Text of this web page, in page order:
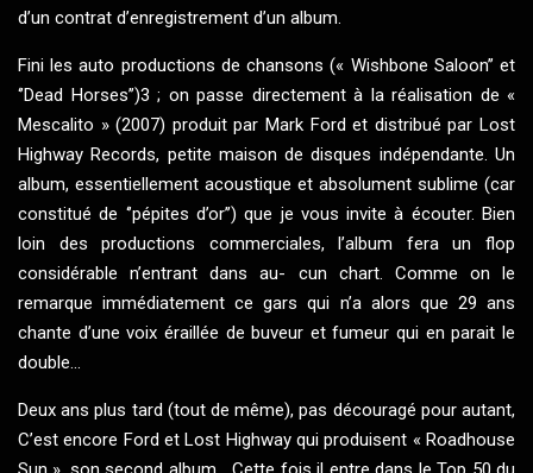
d’un contrat d’enregistrement d’un album.
Fini les auto productions de chansons (« Wishbone Saloon’’ et
‘’Dead Horses’’)3 ; on passe directement à la réalisation de «
Mescalito » (2007) produit par Mark Ford et distribué par Lost
Highway Records, petite maison de disques indépendante. Un
album, essentiellement acoustique et absolument sublime (car
constitué de ‘’pépites d’or’’) que je vous invite à écouter. Bien
loin des productions commerciales, l’album fera un flop
considérable n’entrant dans au- cun chart. Comme on le
remarque immédiatement ce gars qui n’a alors que 29 ans
chante d’une voix éraillée de buveur et fumeur qui en parait le
double...
Deux ans plus tard (tout de même), pas découragé pour autant,
C’est encore Ford et Lost Highway qui produisent « Roadhouse